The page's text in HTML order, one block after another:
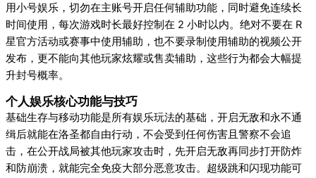
用小号娱乐，切勿在主账号开启任何辅助功能，同时避免连续长
时间使用，每次游戏时长最好控制在 2 小时以内。绝对不要在 R
星官方活动或赛事中使用辅助，也不要录制使用辅助的视频公开
发布，更不能向其他玩家炫耀或售卖辅助，这些行为都会大幅提
升封号概率。
个人娱乐核心功能与技巧
基础生存与移动功能是所有娱乐玩法的基础，开启无敌和永不通
缉后就能在洛圣都自由行动，不会受到任何伤害且警察不会追
击，在公开战局被其他玩家攻击时，先开启无敌再同步打开防炸
和防崩溃，就能完全免疫大部分恶意攻击。超级跳和闪现功能可